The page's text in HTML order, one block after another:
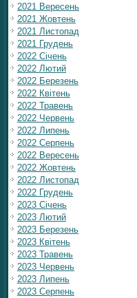
2021 Вересень
2021 Жовтень
2021 Листопад
2021 Грудень
2022 Січень
2022 Лютий
2022 Березень
2022 Квітень
2022 Травень
2022 Червень
2022 Липень
2022 Серпень
2022 Вересень
2022 Жовтень
2022 Листопад
2022 Грудень
2023 Січень
2023 Лютий
2023 Березень
2023 Квітень
2023 Травень
2023 Червень
2023 Липень
2023 Серпень